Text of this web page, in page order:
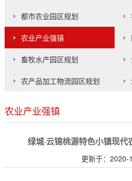
都市农业园区规划
农业产业强镇
畜牧水产园区规划
农产品加工物流园区规划
农业产业强镇
绿城·云锦桃源特色小镇现
更新于：2020-